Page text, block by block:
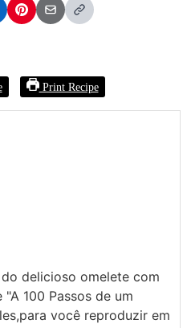
Print Recipe
delicioso omelete com
100 Passos de um
você reproduzir em